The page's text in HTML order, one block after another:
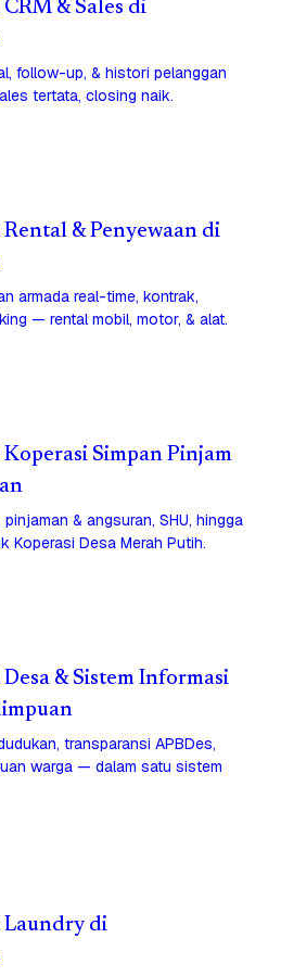
& Sales di
follow-up, & histori pelanggan
tertata, closing naik.
& Penyewaan di
armada real-time, kontrak,
— rental mobil, motor, & alat.
Simpan Pinjam
& angsuran, SHU, hingga
Koperasi Desa Merah Putih.
& Sistem Informasi
transparansi APBDes,
warga — dalam satu sistem
Laundry di